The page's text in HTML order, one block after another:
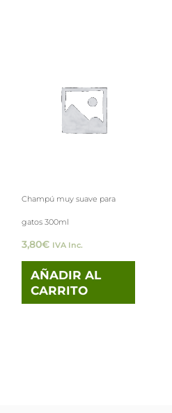
Champú muy suave para
gatos 300ml
3,80€ IVA Inc.
AÑADIR AL
CARRITO